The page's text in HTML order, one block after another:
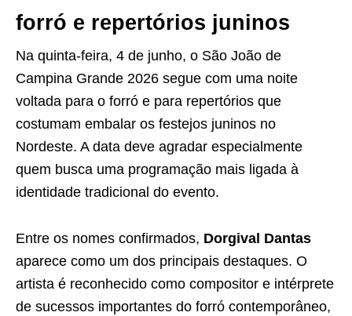
forró e repertórios juninos
Na quinta-feira, 4 de junho, o São João de
Campina Grande 2026 segue com uma noite
voltada para o forró e para repertórios que
costumam embalar os festejos juninos no
Nordeste. A data deve agradar especialmente
quem busca uma programação mais ligada à
identidade tradicional do evento.
Entre os nomes confirmados, Dorgival Dantas
aparece como um dos principais destaques. O
artista é reconhecido como compositor e intérprete
de sucessos importantes do forró contemporâneo,